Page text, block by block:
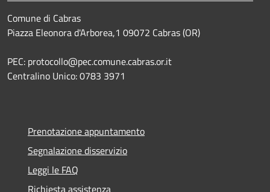
Comune di Cabras
Piazza Eleonora d'Arborea,1 09072 Cabras (OR)
PEC: protocollo@pec.comune.cabras.or.it
Centralino Unico: 0783 3971
Prenotazione appuntamento
Segnalazione disservizio
Leggi le FAQ
Richiesta assistenza